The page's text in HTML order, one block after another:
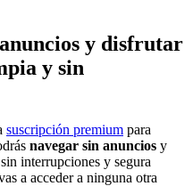
y disfrutar
y sin
suscripción premium para
navegar sin anuncios y
interrupciones y segura
a acceder a ninguna otra